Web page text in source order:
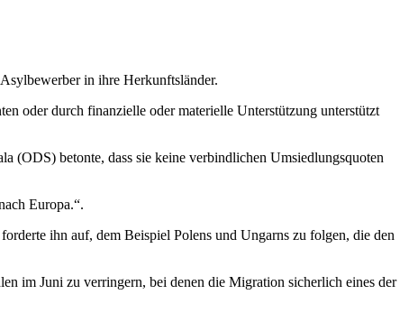
in ihre Herkunftsländer.
oder durch finanzielle oder materielle Unterstützung unterstützt
(ODS) betonte, dass sie keine verbindlichen Umsiedlungsquoten
Europa.“.
ihn auf, dem Beispiel Polens und Ungarns zu folgen, die den
im Juni zu verringern, bei denen die Migration sicherlich eines der